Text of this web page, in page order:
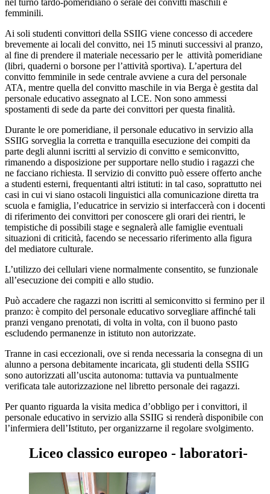
femminili.
Ai soli studenti convittori della SSIIG viene concesso di accedere
brevemente ai locali del convitto, nei 15 minuti successivi al pranzo,
al fine di prendere il materiale necessario per le attività pomeridiane
(libri, quaderni o borsone per l’attività sportiva). L’apertura del
convitto femminile in sede centrale avviene a cura del personale
ATA, mentre quella del convitto maschile in via Berga è gestita dal
personale educativo assegnato al LCE. Non sono ammessi
spostamenti di sede da parte dei convittori per questa finalità.
Durante le ore pomeridiane, il personale educativo in servizio alla
SSIIG sorveglia la corretta e tranquilla esecuzione dei compiti da
parte degli alunni iscritti al servizio di convitto e semiconvitto,
rimanendo a disposizione per supportare nello studio i ragazzi che
ne facciano richiesta. Il servizio di convitto può essere offerto anche
a studenti esterni, frequentanti altri istituti: in tal caso, soprattutto nei
casi in cui vi siano ostacoli linguistici alla comunicazione diretta tra
scuola e famiglia, l’educatrice in servizio si interfaccerà con i docenti
di riferimento dei convittori per conoscere gli orari dei rientri, le
tempistiche di possibili stage e segnalerà alle famiglie eventuali
situazioni di criticità, facendo se necessario riferimento alla figura
del mediatore culturale.
L’utilizzo dei cellulari viene normalmente consentito, se funzionale
all’esecuzione dei compiti e allo studio.
Può accadere che ragazzi non iscritti al semiconvitto si fermino per il
pranzo: è compito del personale educativo sorvegliare affinché tali
pranzi vengano prenotati, di volta in volta, con il buono pasto
escludendo permanenze in istituto non autorizzate.
Tranne in casi eccezionali, ove si renda necessaria la consegna di un
alunno a persona debitamente incaricata, gli studenti della SSIIG
sono autorizzati all’uscita autonoma: tuttavia va puntualmente
verificata tale autorizzazione nel libretto personale dei ragazzi.
Per quanto riguarda la visita medica d’obbligo per i convittori, il
personale educativo in servizio alla SSIIG si renderà disponibile con
l’infermiera dell’Istituto, per organizzarne il regolare svolgimento.
Liceo classico europeo - laboratori-